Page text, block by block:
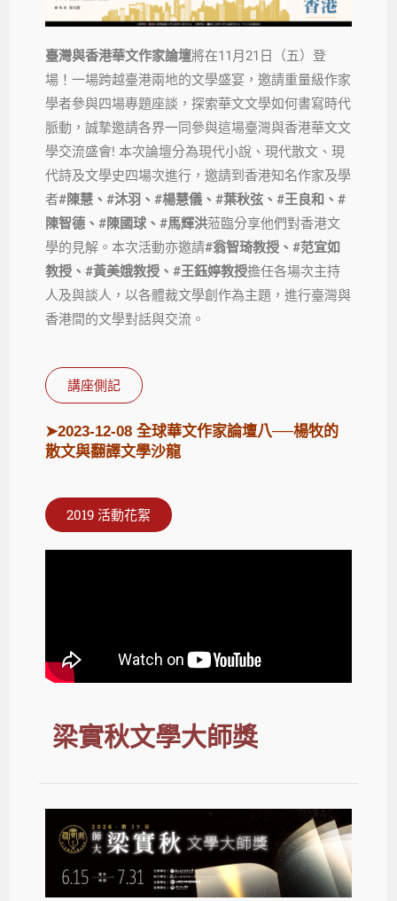
臺灣與香港華文作家論壇將在11月21日（五）登
場！一場跨越臺港兩地的文學盛宴，邀請重量級作家
學者參與四場專題座談，探索華文文學如何書寫時代
脈動，誠摯邀請各界一同參與這場臺灣與香港華文文
學交流盛會! 本次論壇分為現代小說、現代散文、現
代詩及文學史四場次進行，邀請到香港知名作家及學
者#陳慧、#沐羽、#楊慧儀、#葉秋弦、#王良和、#
陳智德、#陳國球、#馬輝洪蒞臨分享他們對香港文
學的見解。本次活動亦邀請#翁智琦教授 、#范宜如
教授、#黃美娥教授、#王鈺婷教授擔任各場次主持
人及與談人，以各體裁文學創作為主題，進行臺灣與
香港間的文學對話與交流。
講座側記
➤2023-12-08 全球華文作家論壇八──楊牧的
散文與翻譯文學沙龍
2019 活動花絮
梁實秋文學大師獎